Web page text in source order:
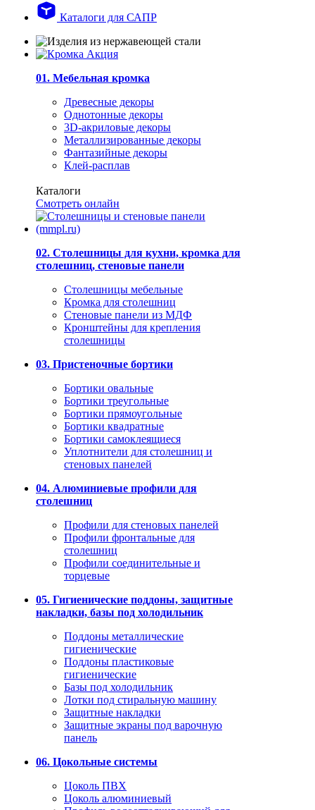
Каталоги для САПР
01. Мебельная кромка
Древесные декоры
Однотонные декоры
3D-акриловые декоры
Металлизированные декоры
Фантазийные декоры
Клей-расплав
Каталоги
Смотреть онлайн
02. Столешницы для кухни, кромка для
столешниц, стеновые панели
Столешницы мебельные
Кромка для столешниц
Стеновые панели из МДФ
Кронштейны для крепления
столешницы
03. Пристеночные бортики
Бортики овальные
Бортики треугольные
Бортики прямоугольные
Бортики квадратные
Бортики самоклеящиеся
Уплотнители для столешниц и
стеновых панелей
04. Алюминиевые профили для
столешниц
Профили для стеновых панелей
Профили фронтальные для
столешниц
Профили соединительные и
торцевые
05. Гигиенические поддоны, защитные
накладки, базы под холодильник
Поддоны металлические
гигиенические
Поддоны пластиковые
гигиенические
Базы под холодильник
Лотки под стиральную машину
Защитные накладки
Защитные экраны под варочную
панель
06. Цокольные системы
Цоколь ПВХ
Цоколь алюминиевый